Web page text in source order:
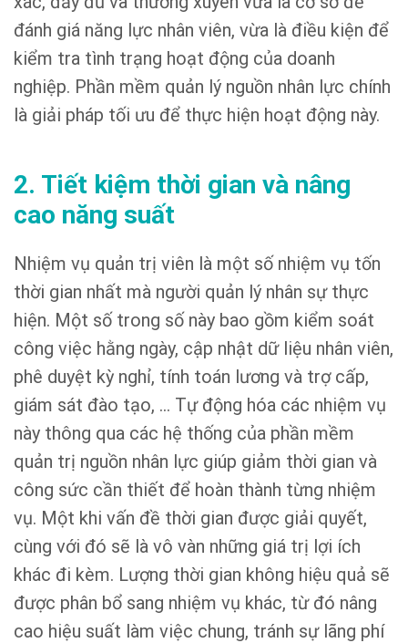
đánh giá năng lực nhân viên, vừa là điều kiện để
kiểm tra tình trạng hoạt động của doanh
nghiệp. Phần mềm quản lý nguồn nhân lực chính
là giải pháp tối ưu để thực hiện hoạt động này.
2. Tiết kiệm thời gian và nâng
cao năng suất
Nhiệm vụ quản trị viên là một số nhiệm vụ tốn
thời gian nhất mà người quản lý nhân sự thực
hiện. Một số trong số này bao gồm kiểm soát
công việc hằng ngày, cập nhật dữ liệu nhân viên,
phê duyệt kỳ nghỉ, tính toán lương và trợ cấp,
giám sát đào tạo, … Tự động hóa các nhiệm vụ
này thông qua các hệ thống của phần mềm
quản trị nguồn nhân lực giúp giảm thời gian và
công sức cần thiết để hoàn thành từng nhiệm
vụ. Một khi vấn đề thời gian được giải quyết,
cùng với đó sẽ là vô vàn những giá trị lợi ích
khác đi kèm. Lượng thời gian không hiệu quả sẽ
được phân bổ sang nhiệm vụ khác, từ đó nâng
cao hiệu suất làm việc chung, tránh sự lãng phí